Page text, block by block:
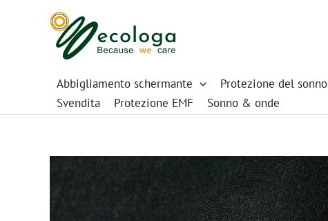
Abbigliamento schermante Protezione del sonno
Svendita
Protezione EMF Sonno & onde